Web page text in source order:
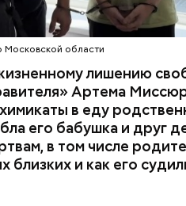
области
лишению
Артема
в еду
его бабушка и друг
в том числе
близких и как его
уголовное дело
оборот оружия».
контроль